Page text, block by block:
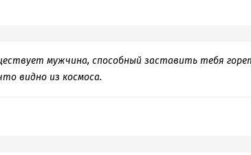
мужчина, способный заставить тебя
видно из космоса.